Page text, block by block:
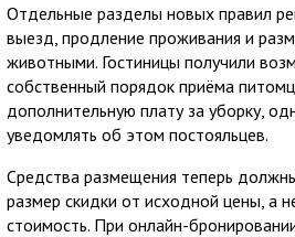
Отдельные разделы новых правил
выезд, продление проживания и
животными. Гостиницы получили
собственный порядок приёма
дополнительную плату за уборку,
уведомлять об этом постояльцев.
Средства размещения теперь
размер скидки от исходной цены, а
стоимость. При онлайн-